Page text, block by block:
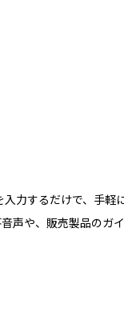
力するだけで、手
声や、販売製品の